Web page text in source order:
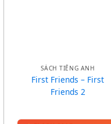
SÁCH TIẾNG ANH
First Friends – First
Friends 2